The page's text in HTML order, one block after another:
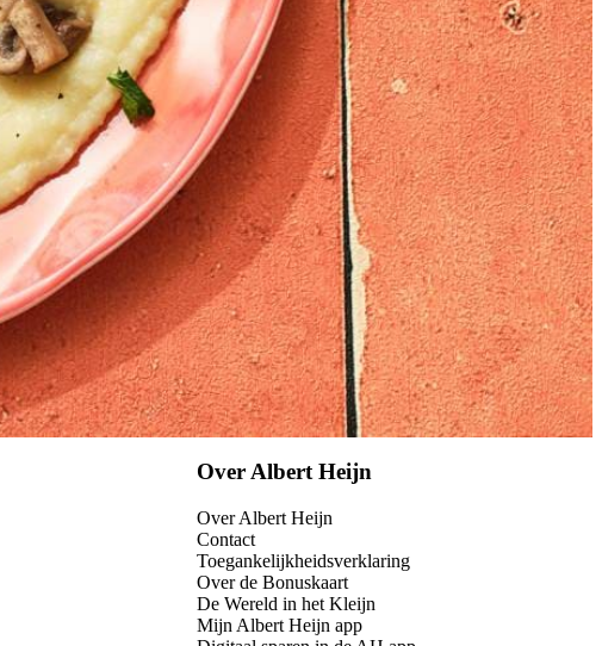
Over Albert Heijn
Over Albert Heijn
Contact
Toegankelijkheidsverklaring
Over de Bonuskaart
De Wereld in het Kleijn
Mijn Albert Heijn app